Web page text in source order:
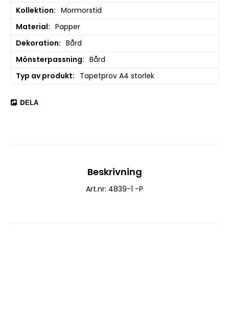
Kollektion
Mormorstid
Material
Papper
Dekoration
Bård
Mönsterpassning
Bård
Typ av produkt
Tapetprov A4 storlek
DELA
Beskrivning
Art.nr: 4839-1 -P